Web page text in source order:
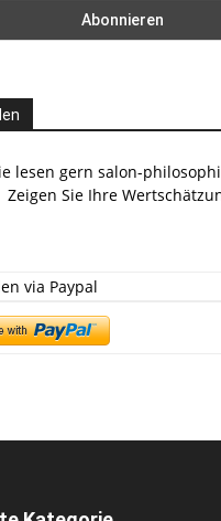
lesen gern salon-
Zeigen Sie Ihre
via Paypal